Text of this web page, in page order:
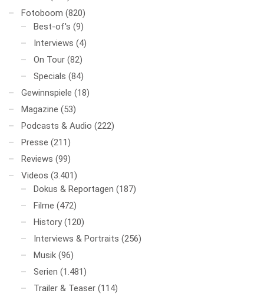
Fotoboom (820)
Best-of's (9)
Interviews (4)
On Tour (82)
Specials (84)
Gewinnspiele (18)
Magazine (53)
Podcasts & Audio (222)
Presse (211)
Reviews (99)
Videos (3.401)
Dokus & Reportagen (187)
Filme (472)
History (120)
Interviews & Portraits (256)
Musik (96)
Serien (1.481)
Trailer & Teaser (114)